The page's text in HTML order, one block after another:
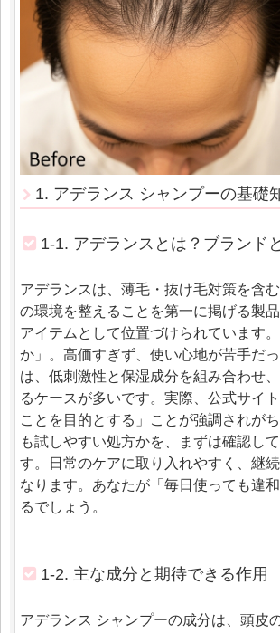
1. アデランス シャンプーの基礎
1-1. アデランスとは？ブランド
アデランスは、薄毛・抜け毛対策を含
の環境を整えることを第一に掲げる製
アイテムとして位置づけられています
か」。高価すぎず、使い心地が苦手だ
は、低刺激性と保湿成分を組み合わせ
るケースが多いです。実際、公式サイ
ことを目的とする」ことが強調されが
も試しやすい処方かを、まずは確認し
す。日常のケアに取り入れやすく、継
なります。あなたが「毎日使っても違
るでしょう。
1-2. 主な成分と期待できる作用
アデランス シャンプーの成分は、頭皮